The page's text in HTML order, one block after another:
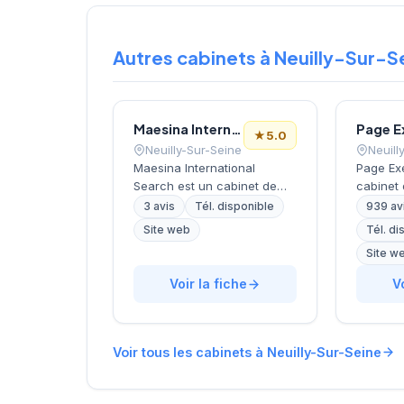
Autres cabinets à Neuilly-Sur-
Maesina International Search
Neuilly-Sur-Seine
★5.0
Maesina International
Search est un cabinet de
recrutement basé à Neuilly-
sur-Seine, spécialisé dans le
sourcing et le placement de
marketing, commerciales et
digitales depuis 1973. Le
recrutement, d'évaluation
3 avis
Tél. disponible
Site web
Voir la fiche
Page
Page
cabinet
cadres
Neuilly-
dans la
ainsi
939
Tél.
Site
Voir tous les cabinets à Neuilly-Sur-Seine